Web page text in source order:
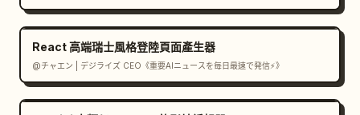
React 高端瑞士風格登陸頁面產生器
@チャエン | デジライズ CEO《重要AIニュースを毎日最速で発信⚡️》